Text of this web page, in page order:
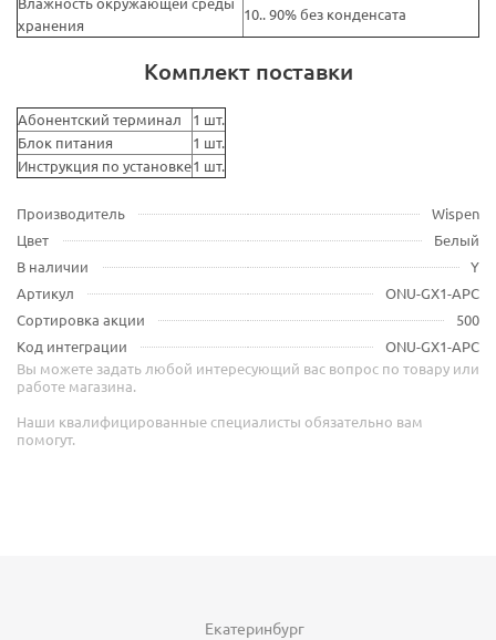
хранения
10.. 90% без конденсата
Комплект поставки
Абонентский терминал
1 шт.
Блок питания
1 шт.
Инструкция по установке1 шт.
Производитель
Wispen
Цвет
Белый
В наличии
Y
Артикул
ONU-GX1-APC
Сортировка акции
500
Код интеграции
ONU-GX1-APC
Вы можете задать любой интересующий вас вопрос по товару или
работе магазина.
Наши квалифицированные специалисты обязательно вам
помогут.
Екатеринбург